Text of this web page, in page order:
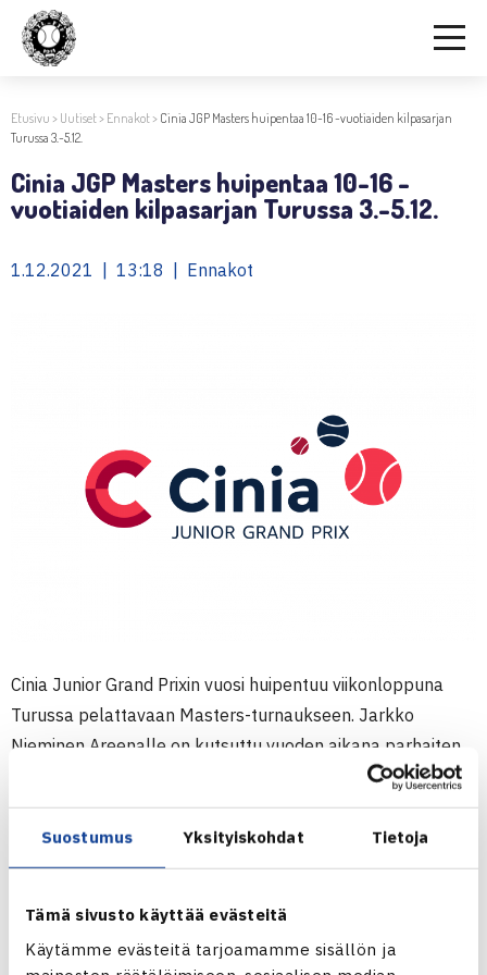
Suostumus Yksityiskohdat Tietoja
Tämä sivusto käyttää evästeitä
Käytämme evästeitä tarjoamamme sisällön ja
Etusivu > Uutiset> Ennakot> Cinia JGP Masters huipentaa 10-16 -vuotiaiden kilpasarjan
Turussa 3.-5.12.
Cinia JGP Masters huipentaa 10-16 -
vuotiaiden kilpasarjan Turussa 3.-5.12.
1.12.2021 | 13:18 | Ennakot
Cinia Junior Grand Prixin vuosi huipentuu viikonloppuna
Turussa pelattavaan Masters-turnaukseen. Jarkko
Nieminen Areenalle on kutsuttu vuoden aikana parhaiten
menestyneet pelaajat 10-, 12-, 14- ja 16-vuotiaiden
ikäluokista. Turnausjärjestäjänä toimii TVS-Tennis.
Jokaisessa ikäluokassa on mukana kahdeksan pelaajaa,
parasta etenee välierävaiheeseen. Ottelut alkavat
perjantaina klo 10.30 ja läpi päivän pelataan alkulohkojen